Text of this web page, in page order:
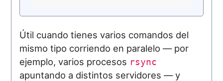
Útil cuando tienes varios comandos del
mismo tipo corriendo en paralelo — por
ejemplo, varios procesos rsync
apuntando a distintos servidores — y